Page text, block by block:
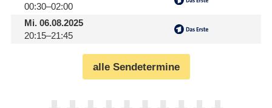
00:30–02:00
Mi.06.08.2025
20:15–21:45
alle Sendetermine